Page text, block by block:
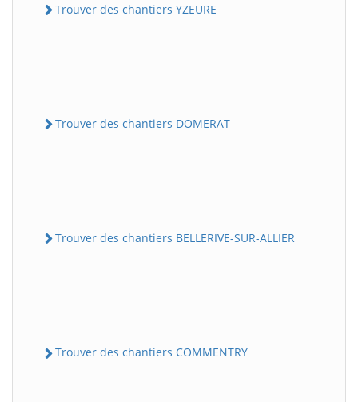
Trouver des chantiers YZEURE
Trouver des chantiers DOMERAT
Trouver des chantiers BELLERIVE-SUR-ALLIER
Trouver des chantiers COMMENTRY